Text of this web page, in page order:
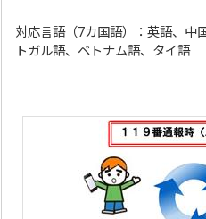
対応言語（7カ国語）：英語、中
トガル語、ベトナム語、タイ語